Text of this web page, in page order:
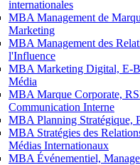
internationales
MBA Management de
Marketing
MBA Management des
l'Influence
MBA Marketing Digital, E-
Média
MBA Marque Corporate,
Communication Interne
MBA Planning Stratégique,
MBA Stratégies des
Médias Internationaux
MBA Événementiel,